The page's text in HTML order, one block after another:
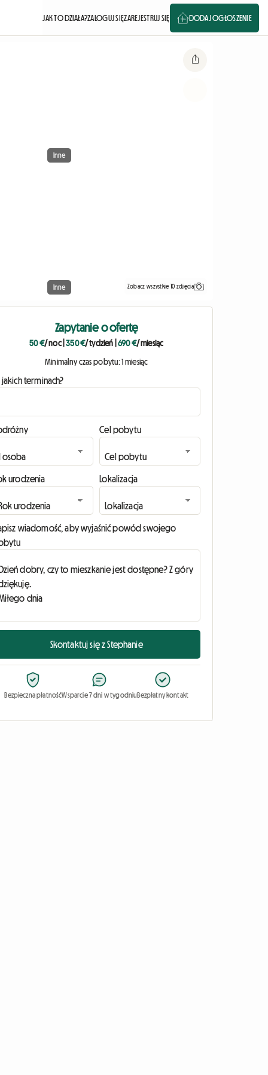
JAK TO DZIAŁA?ZALOGUJ SIĘZAREJESTRUJ SIĘ DODAJ OGŁOSZENIE
Inne
Inne Zobacz wszystkie 10 zdjęcia
Zapytanie o ofertę
50 €/ noc|350 €/ tydzień 690 €/ miesiąc
Minimalny czas pobytu: 1 miesiąc
jakich terminach?
Cel pobytu
urodzenia Lokalizacja
wiadomość, aby wyjaśnić powód swojego
Skontaktuj się z Stephanie
Bezpieczna płatnośćWsparcie 7 dni w tygodniuBezpłatny kontakt